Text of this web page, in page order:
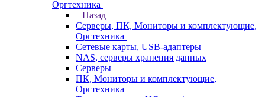
Оргтехника
Назад
Серверы, ПК, Мониторы и комплектующие,
Оргтехника
Сетевые карты, USB-адаптеры
NAS, серверы хранения данных
Серверы
ПК, Мониторы и комплектующие,
Оргтехника